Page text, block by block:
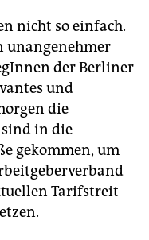
nicht so einfach.
unangenehmer
der Berliner
und
die
sind in die
gekommen, um
Tarifstreit